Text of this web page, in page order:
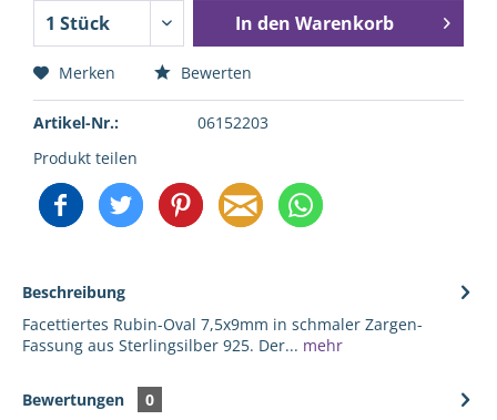
In den Warenkorb
Merken Bewerten
Artikel-Nr.:
06152203
Produkt teilen
Beschreibung
Facettiertes Rubin-Oval 7,5x9mm in schmaler Zargen-
Fassung aus Sterlingsilber 925. Der... mehr
Bewertungen
0